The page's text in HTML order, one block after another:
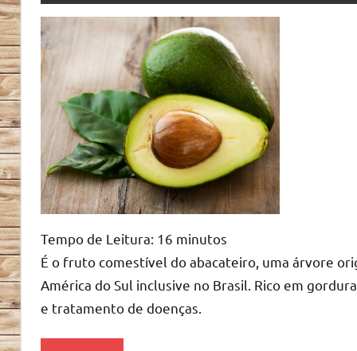
Frutas
Tempo de Leitura: 16 minutos
É o fruto comestível do abacateiro, uma árvore
América do Sul inclusive no Brasil. Rico em
e tratamento de doenças.